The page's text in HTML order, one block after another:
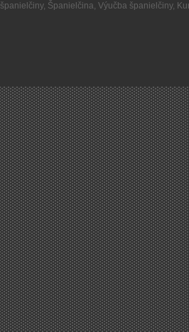
španielčiny, Španielčina, Výučba španielčiny,